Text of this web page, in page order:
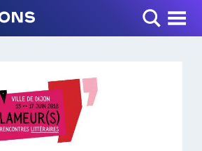
Toggle Menu